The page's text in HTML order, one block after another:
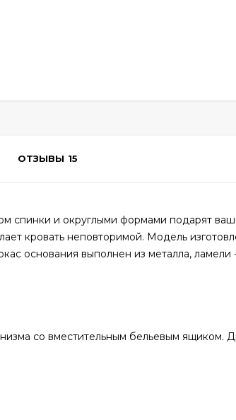
ОТЗЫВЫ 15
спинки и округлыми формами подарят
кровать неповторимой. Модель
основания выполнен из металла, ламели
со вместительным бельевым ящиком.